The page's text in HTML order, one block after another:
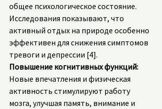
общее психологическое состояние.
Исследования показывают, что
активный отдых на природе особенно
эффективен для снижения симптомов
тревоги и депрессии [4].
Повышение когнитивных функций:
Новые впечатления и физическая
активность стимулируют работу
мозга, улучшая память, внимание и